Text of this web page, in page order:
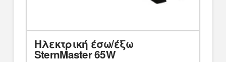
Ηλεκτρική έσω/έξω
SternMaster 65W